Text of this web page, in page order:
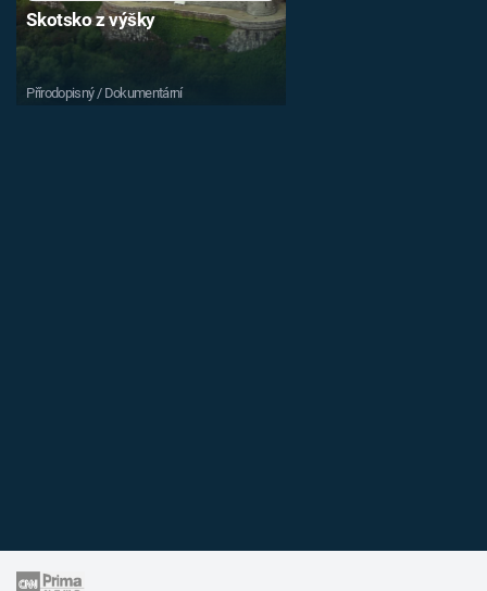
Skotsko z výšky
Přírodopisný / Dokumentární